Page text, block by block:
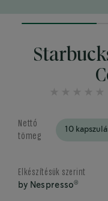
Nettó
tömeg
10
Elkészítésük szerint
by Nespresso®